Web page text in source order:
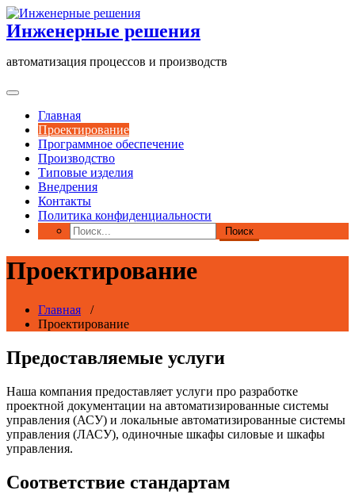
Перейти
к
содержимому
Инженерные решения
автоматизация процессов и производств
Главная
Проектирование
Программное обеспечение
Производство
Типовые изделия
Внедрения
Контакты
Политика конфиденциальности
Проектирование
Главная /
Проектирование
Предоставляемые услуги
Наша компания предоставляет услуги про разработке
проектной документации на автоматизированные системы
управления (АСУ) и локальные автоматизированные системы
управления (ЛАСУ), одиночные шкафы силовые и шкафы
управления.
Соответствие стандартам